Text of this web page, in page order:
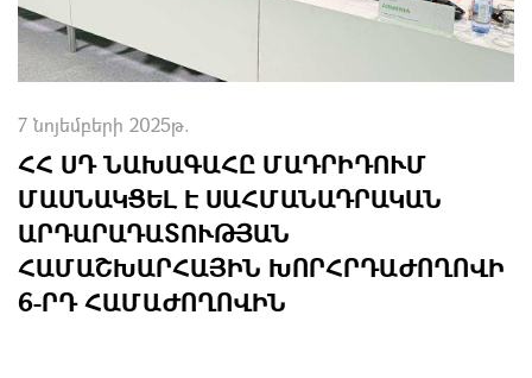
7 նոյեմբերի 2025թ.
ՀՀ ՍԴ ՆԱԽԱԳԱՀԸ ՄԱԴՐԻԴՈՒՄ
ՄԱՍՆԱԿՑԵԼ Է ՍԱՀՄԱՆԱԴՐԱԿԱՆ
ԱՐԴԱՐԱԴԱՏՈՒԹՅԱՆ
ՀԱՄԱՇԽԱՐՀԱՅԻՆ ԽՈՐՀՐԴԱԺՈՂՈՎԻ
6-ՐԴ ՀԱՄԱԺՈՂՈՎԻՆ